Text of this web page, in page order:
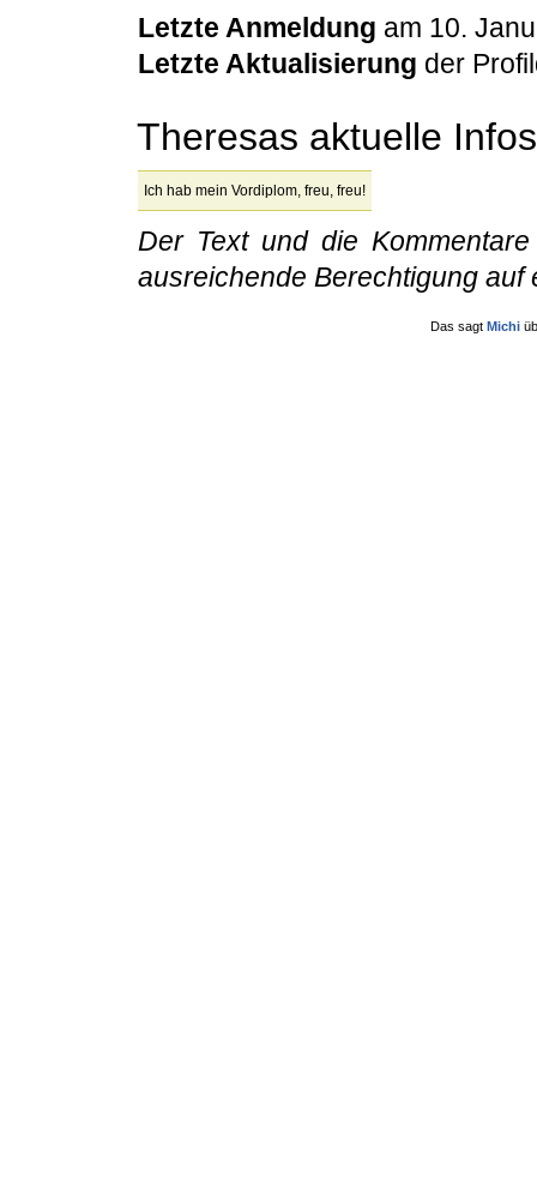
Letzte Anmeldung am 10.
Letzte Aktualisierung der
Theresas aktuelle Infos
Ich hab mein Vordiplom, freu, freu!
Der Text und die
ausreichende Berechtigung
Das sagt Michi